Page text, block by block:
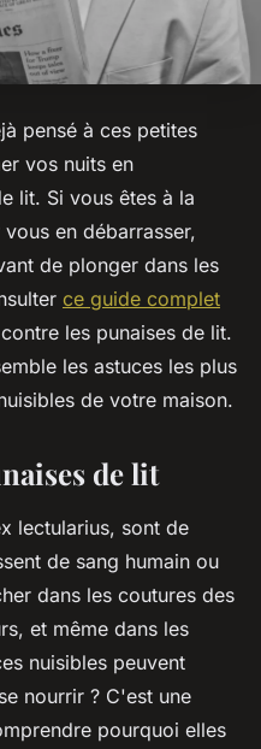
pensé à ces petites
vos nuits en
lit. Si vous êtes à la
en débarrasser,
de plonger dans les
ce guide complet
les punaises de lit.
les astuces les plus
de votre maison.
de lit
lectularius, sont de
de sang humain ou
dans les coutures des
et même dans les
nuisibles peuvent
nourrir ? C'est une
pourquoi elles